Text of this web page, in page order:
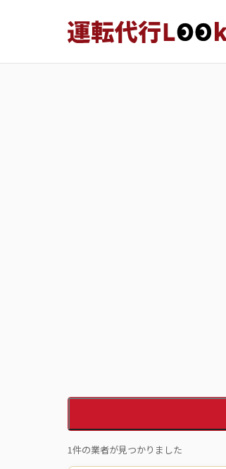
1件の業者が見つかりました